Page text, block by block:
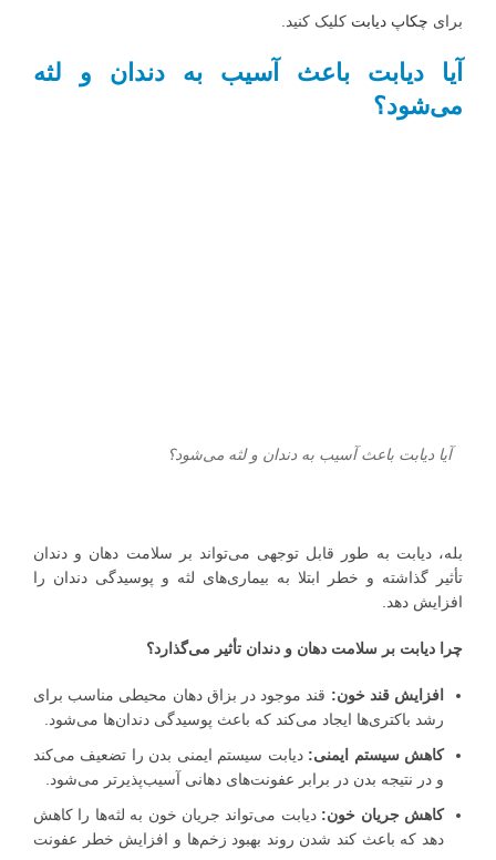
برای چکاپ دیابت کلیک کنید.
آیا دیابت باعث آسیب به دندان و لثه
می‌شود؟
آیا دیابت باعث آسیب به دندان و لثه می‌شود؟
بله، دیابت به طور قابل توجهی می‌تواند بر سلامت دهان و دندان
تأثیر گذاشته و خطر ابتلا به بیماری‌های لثه و پوسیدگی دندان را
افزایش دهد.
چرا دیابت بر سلامت دهان و دندان تأثیر می‌گذارد؟
افزایش قند خون: قند موجود در بزاق دهان محیطی مناسب برای
رشد باکتری‌ها ایجاد می‌کند که باعث پوسیدگی دندان‌ها می‌شود.
کاهش سیستم ایمنی: دیابت سیستم ایمنی بدن را تضعیف می‌کند
و در نتیجه بدن در برابر عفونت‌های دهانی آسیب‌پذیرتر می‌شود.
کاهش جریان خون: دیابت می‌تواند جریان خون به لثه‌ها را کاهش
دهد که باعث کند شدن روند بهبود زخم‌ها و افزایش خطر عفونت